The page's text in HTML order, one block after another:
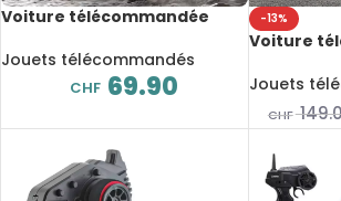
Voiture télécommandée
480x720P, 1:20,
multifonction
Jouets télécommandés
CHF 69.90
-13%
Voiture
FPV RC
Jouets
CHF